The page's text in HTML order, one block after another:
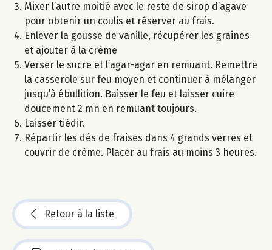
Mixer l’autre moitié avec le reste de sirop d’agave
pour obtenir un coulis et réserver au frais.
Enlever la gousse de vanille, récupérer les graines
et ajouter à la crème
Verser le sucre et l’agar-agar en remuant. Remettre
la casserole sur feu moyen et continuer à mélanger
jusqu’à ébullition. Baisser le feu et laisser cuire
doucement 2 mn en remuant toujours.
Laisser tiédir.
Répartir les dés de fraises dans 4 grands verres et
couvrir de crème. Placer au frais au moins 3 heures.
Retour à la liste